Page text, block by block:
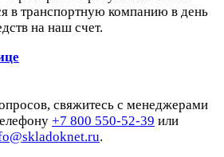
в транспортную компанию в день
на наш счет.
свяжитесь с менеджерами
+7 800 550-52-39 или
.